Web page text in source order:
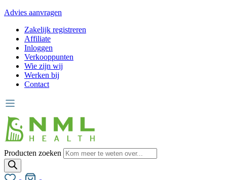
Advies aanvragen
Zakelijk registreren
Affiliate
Inloggen
Verkooppunten
Wie zijn wij
Werken bij
Contact
Producten zoeken